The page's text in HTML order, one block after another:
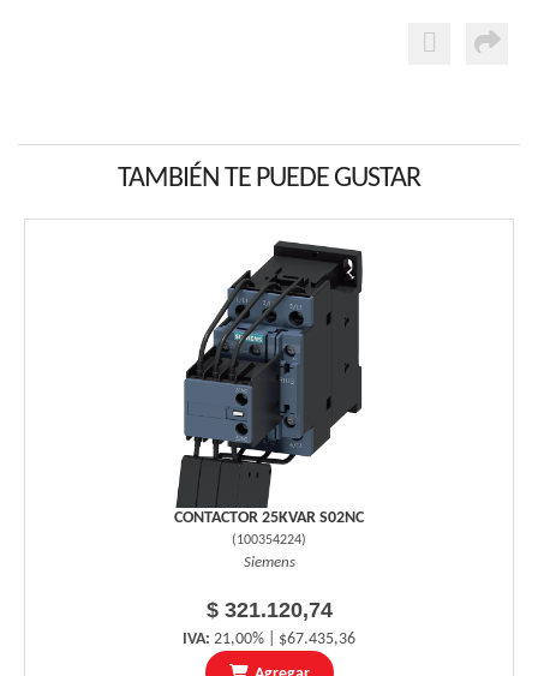
TAMBIÉN TE PUEDE GUSTAR
CONTACTOR 25KVAR S02NC
(100354224)
Siemens
$ 321.120,74
IVA: 21,00% | $67.435,36